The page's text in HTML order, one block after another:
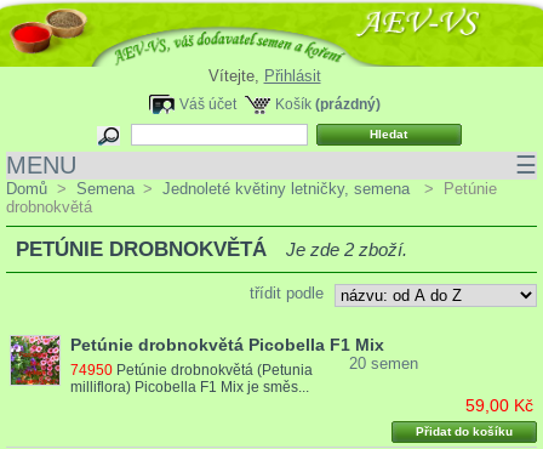
Vítejte, Přihlásit
Košík (prázdný)
Váš účet
MENU ☰
Domů > Semena > Jednoleté květiny letničky, semena >
Petúnie
drobnokvětá
PETÚNIE DROBNOKVĚTÁ Je zde 2 zboží.
třídit podle
Petúnie drobnokvětá Picobella F1 Mix
20 semen
74950 Petúnie drobnokvětá (Petunia
milliflora) Picobella F1 Mix je směs...
59,00 Kč
Přidat do košíku